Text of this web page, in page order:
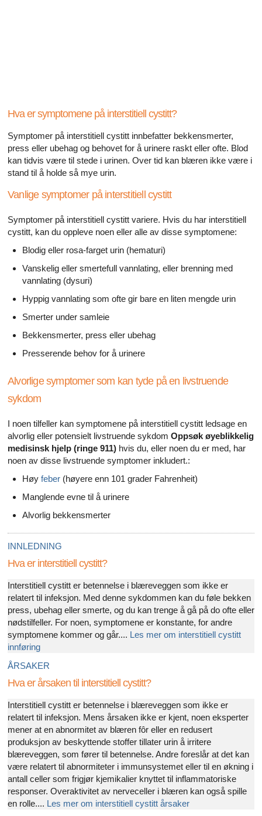
Alle artikler om mannlige reproduksjonssystemet
Alle artikler om Alzheimers sykdom
Hva er symptomene på interstitiell cystitt?
Symptomer på interstitiell cystitt innbefatter bekkensmerter,
press eller ubehag og behovet for å urinere raskt eller ofte. Blod
kan tidvis være til stede i urinen. Over tid kan blæren ikke være i
stand til å holde så mye urin.
Vanlige symptomer på interstitiell cystitt
Symptomer på interstitiell cystitt variere. Hvis du har interstitiell
cystitt, kan du oppleve noen eller alle av disse symptomene:
Blodig eller rosa-farget urin (hematuri)
Vanskelig eller smertefull vannlating, eller brenning med
vannlating (dysuri)
Hyppig vannlating som ofte gir bare en liten mengde urin
Smerter under samleie
Bekkensmerter, press eller ubehag
Presserende behov for å urinere
Alvorlige symptomer som kan tyde på en livstruende
sykdom
I noen tilfeller kan symptomene på interstitiell cystitt ledsage en
alvorlig eller potensielt livstruende sykdom Oppsøk øyeblikkelig
medisinsk hjelp (ringe 911) hvis du, eller noen du er med, har
noen av disse livstruende symptomer inkludert.:
Høy feber (høyere enn 101 grader Fahrenheit)
Manglende evne til å urinere
Alvorlig bekkensmerter
INNLEDNING
Hva er interstitiell cystitt?
Interstitiell cystitt er betennelse i blæreveggen som ikke er
relatert til infeksjon. Med denne sykdommen kan du føle bekken
press, ubehag eller smerte, og du kan trenge å gå på do ofte eller
nødstilfeller. For noen, symptomene er konstante, for andre
symptomene kommer og går.... Les mer om interstitiell cystitt
innføring
ÅRSAKER
Hva er årsaken til interstitiell cystitt?
Interstitiell cystitt er betennelse i blæreveggen som ikke er
relatert til infeksjon. Mens årsaken ikke er kjent, noen eksperter
mener at en abnormitet av blæren fôr eller en redusert
produksjon av beskyttende stoffer tillater urin å irritere
blæreveggen, som fører til betennelse. Andre foreslår at det kan
være relatert til abnormiteter i immunsystemet eller til en økning i
antall celler som frigjør kjemikalier knyttet til inflammatoriske
responser. Overaktivitet av nerveceller i blæren kan også spille
en rolle.... Les mer om interstitiell cystitt årsaker